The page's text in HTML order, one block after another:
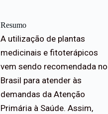
Resumo
A utilização de plantas
medicinais e fitoterápicos
vem sendo recomendada no
Brasil para atender às
demandas da Atenção
Primária à Saúde. Assim,